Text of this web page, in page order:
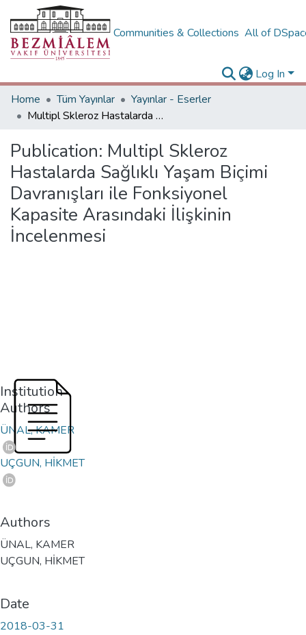
Communities & Collections All of
Log In
Home
Tüm Yayınlar
Yayınlar - Eserler
Multipl Skleroz Hastalarda Sağlıklı Yaşam Biçimi Davranışları ile Fonksiyonel Kapasite Arasındaki İlişkinin İncelenmesi
Publication: Multipl Skleroz
Hastalarda Sağlıklı Yaşam Biçimi
Davranışları ile Fonksiyonel
Kapasite Arasındaki İlişkinin
İncelenmesi
Institution
Authors
ÜNAL, KAMER
UÇGUN, HİKMET
Authors
ÜNAL, KAMER
UÇGUN, HİKMET
Date
2018-03-31